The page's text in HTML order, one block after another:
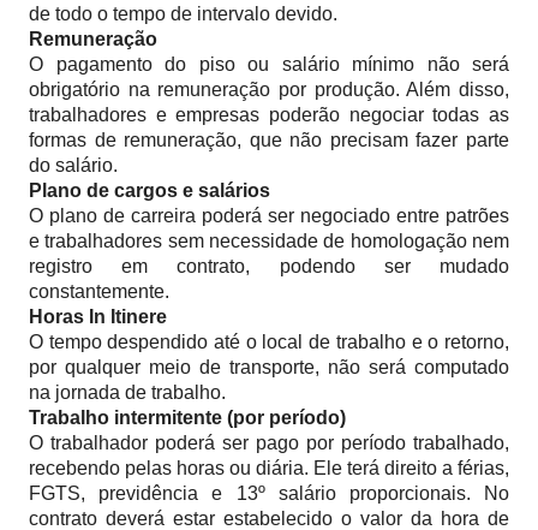
de todo o tempo de intervalo devido.
Remuneração
O pagamento do piso ou salário mínimo não será
obrigatório na remuneração por produção. Além disso,
trabalhadores e empresas poderão negociar todas as
formas de remuneração, que não precisam fazer parte
do salário.
Plano de cargos e salários
O plano de carreira poderá ser negociado entre patrões
e trabalhadores sem necessidade de homologação nem
registro em contrato, podendo ser mudado
constantemente.
Horas In Itinere
O tempo despendido até o local de trabalho e o retorno,
por qualquer meio de transporte, não será computado
na jornada de trabalho.
Trabalho intermitente (por período)
O trabalhador poderá ser pago por período trabalhado,
recebendo pelas horas ou diária. Ele terá direito a férias,
FGTS, previdência e 13º salário proporcionais. No
contrato deverá estar estabelecido o valor da hora de